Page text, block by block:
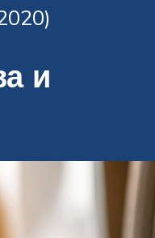
и